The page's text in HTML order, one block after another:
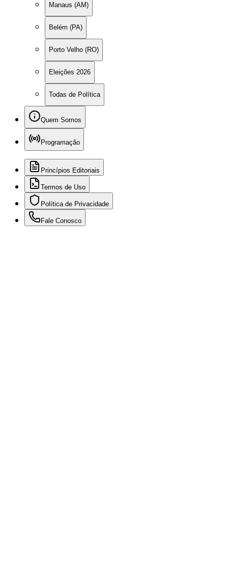
Manaus (AM)
Belém (PA)
Porto Velho (RO)
Eleições 2026
Todas de Política
Quem Somos
Programação
Princípios Editoriais
Termos de Uso
Política de Privacidade
Fale Conosco